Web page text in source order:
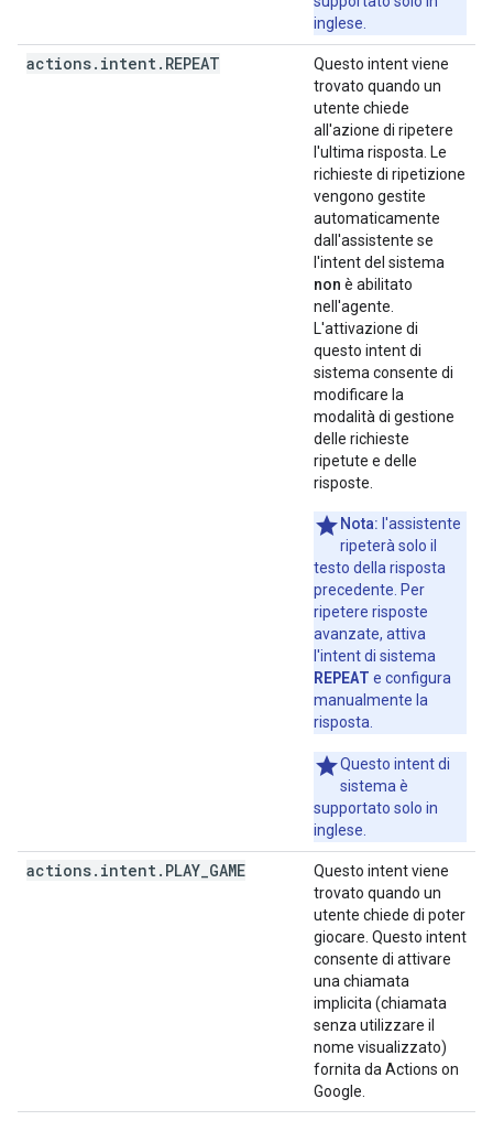
inglese.
actions. intent . REPEAT
Questo intent viene
trovato quando un
utente chiede
all'azione di ripetere
l'ultima risposta. Le
richieste di ripetizione
vengono gestite
automaticamente
dall'assistente se
l'intent del sistema
non è abilitato
nell'agente.
L'attivazione di
questo intent di
sistema consente di
modificare la
modalità di gestione
delle richieste
ripetute e delle
risposte.
Nota: l'assistente
ripeterà solo il
testo della risposta
precedente. Per
ripetere risposte
avanzate, attiva
l'intent di sistema
REPEAT e configura
manualmente la
risposta.
Questo intent di
sistema è
supportato solo in
inglese.
actions. intent . PLAY GAME
Questo intent viene
trovato quando un
utente chiede di poter
giocare. Questo intent
consente di attivare
una chiamata
implicita (chiamata
senza utilizzare il
nome visualizzato)
fornita da Actions on
Google.